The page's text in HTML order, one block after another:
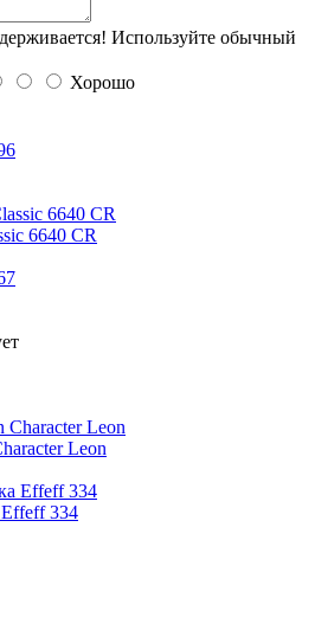
Используйте обычный
Хорошо
6640 CR
Leon
Effeff 334